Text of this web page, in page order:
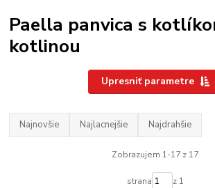
Paella panvica s
kotlinou
Upresniť parametre
Najnovšie Najlacnejšie Najdrahšie
Zobrazujem 1-17 z 17
strana z 1